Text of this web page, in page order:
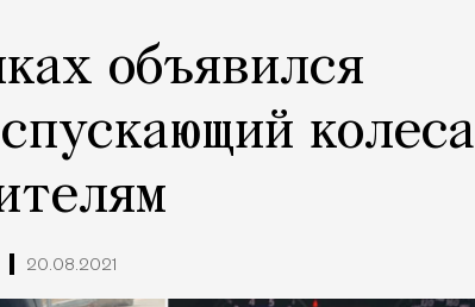
объявился
колеса
20.08.2021